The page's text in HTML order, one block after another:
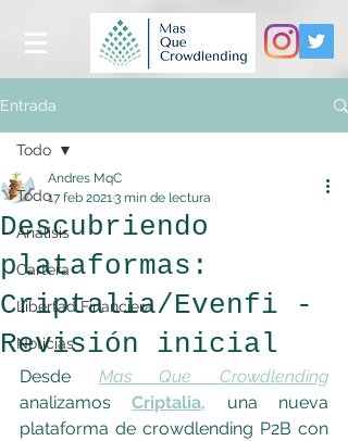
Entrada
Todo
Análisis
Cartera
Libertad Financiera
Noticias
Todo
Descubriendo
plataformas:
Criptalia/Evenfi -
Revisión inicial
Andres MqC
17 feb 20213 min de lectura
Desde Mas Que Crowdlending
analizamos Criptalia,
una nueva
plataforma de crowdlending P2B con